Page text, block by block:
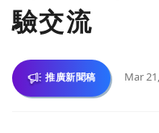
驗交流
推廣新聞稿 Mar